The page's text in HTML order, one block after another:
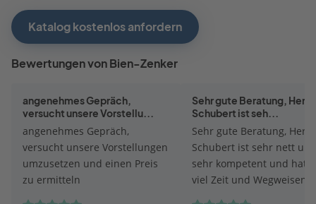
Katalog kostenlos anfordern
Bewertungen von Bien-Zenker
angenehmes Gepräch,
versucht unsere Vorstellu...
angenehmes Gepräch,
versucht unsere Vorstellungen
umzusetzen und einen Preis
zu ermitteln
Sehr gute Beratung, Herr
Schubert ist seh...
Sehr gute Beratung, Herr
Schubert ist sehr nett und
sehr kompetent und hat
viel Zeit und Wegweisend